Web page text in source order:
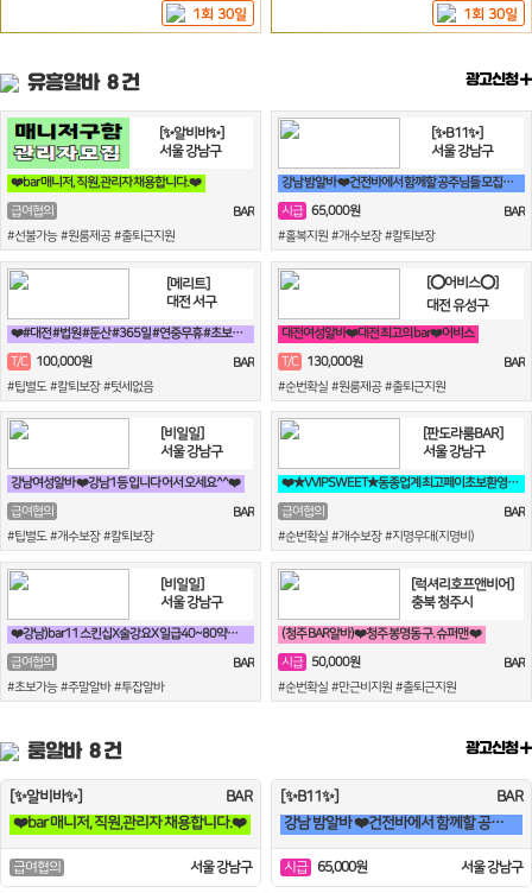
1회 30일 1회 30일
유흥알바 8 건 광고신청
[✨알비바✨]
서울 강남구
❤️bar 매니저, 직원,관리자 채용합니다.❤️
급여협의
BAR
#선불가능 #원룸제공 #출퇴근지원
[✨B11✨]
서울 강남구
강남 밤알바 ❤️건전바에서 함께할 공주님들 모집합니다❤️
시급 65,000원
BAR
#홀복지원 #개수보장 #칼퇴보장
[메리트]
대전 서구
❤️#대전 #법원 #둔산 #365일 #연중무휴 #초보자환영 #당일지급 #
T/C
100,000원
BAR
#팁별도 #칼퇴보장 #텃세없음
[⭕어비스⭕]
대전 유성구
대전여성알바❤️대전 최고의 bar❤️어비스
T/C
130,000원
BAR
#순번확실 #원룸제공 #출퇴근지원
[비일일]
서울 강남구
강남여성알바 ❤️강남1등 입니다 어서 오세요^^❤️
급여협의
BAR
#팁별도 #개수보장 #칼퇴보장
[판도라룸BAR]
서울 강남구
❤️★VVIPSWEET★동종업계 최고페이초보환영갯수Ok술X출근강요X블랙X❤️
급여협의
BAR
#순번확실 #개수보장 #지명우대(지명비)
[비일일]
서울 강남구
❤️강남)bar11 스킨십X술강요X 일급40~80약속 토킹바 꿀알바❤️
급여협의
BAR
#초보가능 #주말알바 #투잡알바
[럭셔리호프앤비어]
충북 청주시
(청주 BAR알바)❤️청주 봉명동 구. 슈퍼맨 ❤️
시급 50,000원
BAR
#순번확실 #만근비지원 #출퇴근지원
룸알바 8 건 광고신청
[✨알비바✨]
BAR
❤️bar 매니저, 직원,관리자 채용합니다.❤️
급여협의 서울 강남구
[✨B11✨]
BAR
강남 밤알바 ❤️건전바에서 함께할 공주님들 모집합니다❤️
시급 65,000원 서울 강남구